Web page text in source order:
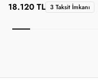
18.120 TL 3 Taksit İmkanı